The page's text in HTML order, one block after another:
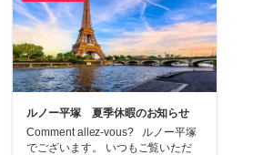
ルノー平塚 夏季休暇のお知らせ
Comment allez-vous? ルノー平塚
でございます。 いつもご覧いただ